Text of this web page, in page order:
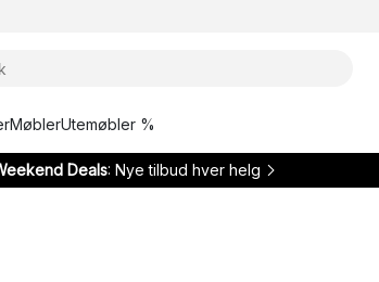
MøblerUtemøbler %
Deals: Nye tilbud hver helg